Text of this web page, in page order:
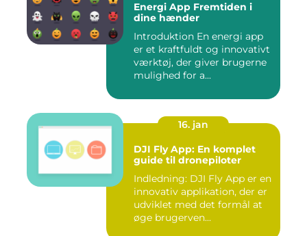
Energi App Fremtiden i
dine hænder
Introduktion En energi app
er et kraftfuldt og innovativt
værktøj, der giver brugerne
mulighed for a...
16. jan
DJI Fly App: En komplet
guide til dronepiloter
Indledning: DJI Fly App er en
innovativ applikation, der er
udviklet med det formål at
øge brugerven...